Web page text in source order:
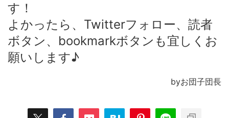
す！
よかったら、Twitterフォロー、読者
ボタン、bookmarkボタンも宜しくお
願いします♪
byお団子団長